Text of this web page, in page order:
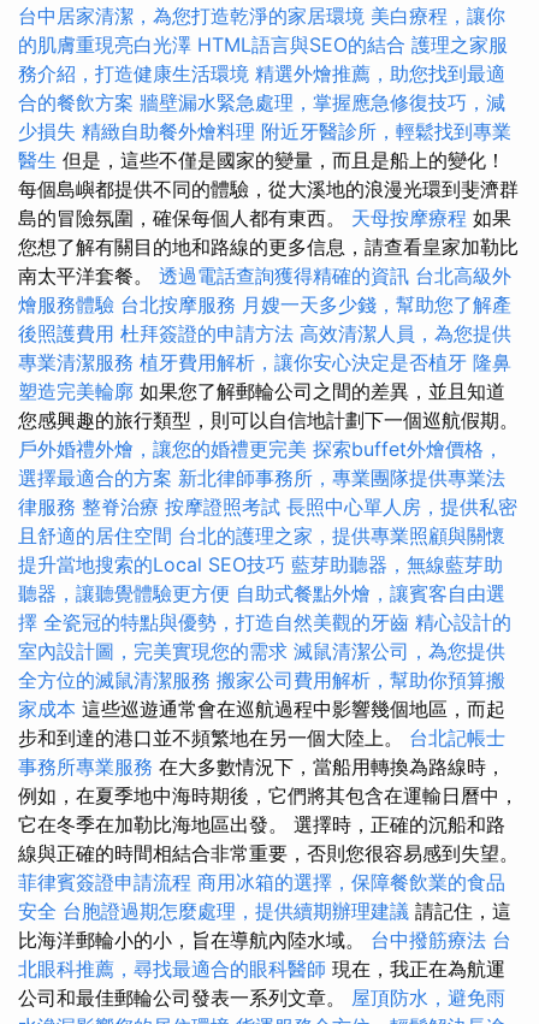
台中居家清潔，為您打造乾淨的家居環境 美白療程，讓你
的肌膚重現亮白光澤 HTML語言與SEO的結合 護理之家服
務介紹，打造健康生活環境 精選外燴推薦，助您找到最適
合的餐飲方案 牆壁漏水緊急處理，掌握應急修復技巧，減
少損失 精緻自助餐外燴料理 附近牙醫診所，輕鬆找到專業
醫生 但是，這些不僅是國家的變量，而且是船上的變化！
每個島嶼都提供不同的體驗，從大溪地的浪漫光環到斐濟群
島的冒險氛圍，確保每個人都有東西。 天母按摩療程 如果
您想了解有關目的地和路線的更多信息，請查看皇家加勒比
南太平洋套餐。 透過電話查詢獲得精確的資訊 台北高級外
燴服務體驗 台北按摩服務 月嫂一天多少錢，幫助您了解產
後照護費用 杜拜簽證的申請方法 高效清潔人員，為您提供
專業清潔服務 植牙費用解析，讓你安心決定是否植牙 隆鼻
塑造完美輪廓 如果您了解郵輪公司之間的差異，並且知道
您感興趣的旅行類型，則可以自信地計劃下一個巡航假期。
戶外婚禮外燴，讓您的婚禮更完美 探索buffet外燴價格，
選擇最適合的方案 新北律師事務所，專業團隊提供專業法
律服務 整脊治療 按摩證照考試 長照中心單人房，提供私密
且舒適的居住空間 台北的護理之家，提供專業照顧與關懷
提升當地搜索的Local SEO技巧 藍芽助聽器，無線藍芽助
聽器，讓聽覺體驗更方便 自助式餐點外燴，讓賓客自由選
擇 全瓷冠的特點與優勢，打造自然美觀的牙齒 精心設計的
室內設計圖，完美實現您的需求 滅鼠清潔公司，為您提供
全方位的滅鼠清潔服務 搬家公司費用解析，幫助你預算搬
家成本 這些巡遊通常會在巡航過程中影響幾個地區，而起
步和到達的港口並不頻繁地在另一個大陸上。 台北記帳士
事務所專業服務 在大多數情況下，當船用轉換為路線時，
例如，在夏季地中海時期後，它們將其包含在運輸日曆中，
它在冬季在加勒比海地區出發。 選擇時，正確的沉船和路
線與正確的時間相結合非常重要，否則您很容易感到失望。
菲律賓簽證申請流程 商用冰箱的選擇，保障餐飲業的食品
安全 台胞證過期怎麼處理，提供續期辦理建議 請記住，這
比海洋郵輪小的小，旨在導航內陸水域。 台中撥筋療法 台
北眼科推薦，尋找最適合的眼科醫師 現在，我正在為航運
公司和最佳郵輪公司發表一系列文章。 屋頂防水，避免雨